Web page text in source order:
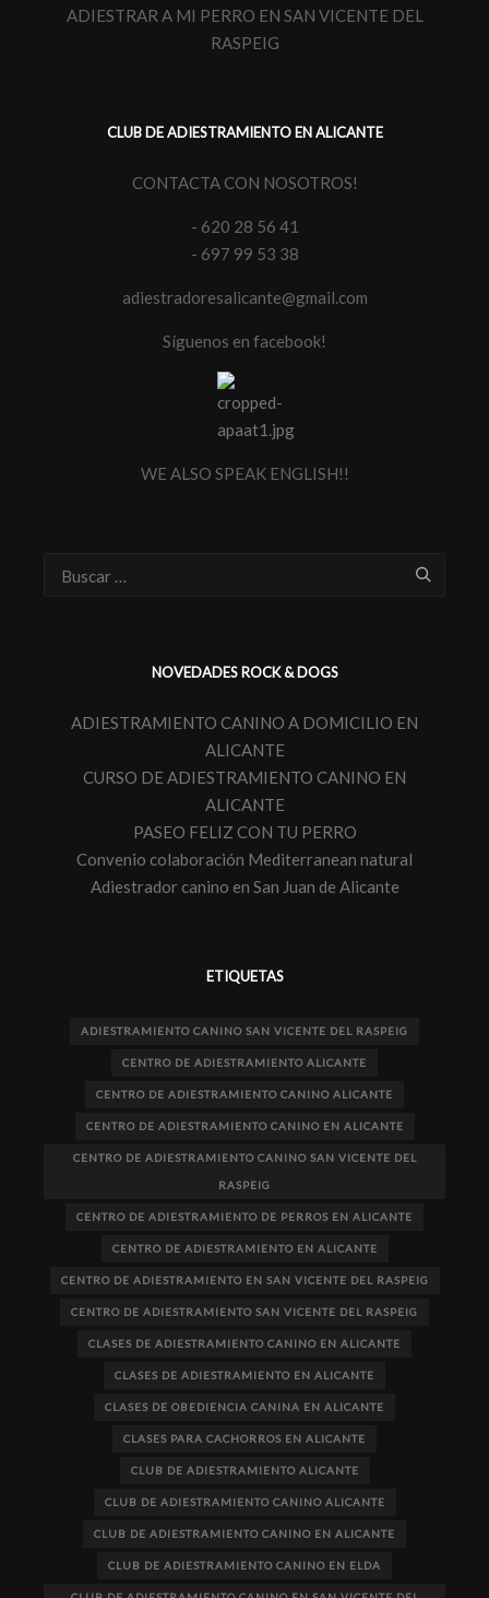
ADIESTRAR A MI PERRO EN SAN VICENTE DEL
RASPEIG
CLUB DE ADIESTRAMIENTO EN ALICANTE
CONTACTA CON NOSOTROS!
- 620 28 56 41
- 697 99 53 38
adiestradoresalicante@gmail.com
Síguenos en facebook!
WE ALSO SPEAK ENGLISH!!
NOVEDADES ROCK & DOGS
ADIESTRAMIENTO CANINO A DOMICILIO EN
ALICANTE
CURSO DE ADIESTRAMIENTO CANINO EN
ALICANTE
PASEO FELIZ CON TU PERRO
Convenio colaboración Mediterranean natural
Adiestrador canino en San Juan de Alicante
ETIQUETAS
ADIESTRAMIENTO CANINO SAN VICENTE DEL RASPEIG
CENTRO DE ADIESTRAMIENTO ALICANTE
CENTRO DE ADIESTRAMIENTO CANINO ALICANTE
CENTRO DE ADIESTRAMIENTO CANINO EN ALICANTE
CENTRO DE ADIESTRAMIENTO CANINO SAN VICENTE DEL
RASPEIG
CENTRO DE ADIESTRAMIENTO DE PERROS EN ALICANTE
CENTRO DE ADIESTRAMIENTO EN ALICANTE
CENTRO DE ADIESTRAMIENTO EN SAN VICENTE DEL RASPEIG
CENTRO DE ADIESTRAMIENTO SAN VICENTE DEL RASPEIG
CLASES DE ADIESTRAMIENTO CANINO EN ALICANTE
CLASES DE ADIESTRAMIENTO EN ALICANTE
CLASES DE OBEDIENCIA CANINA EN ALICANTE
CLASES PARA CACHORROS EN ALICANTE
CLUB DE ADIESTRAMIENTO ALICANTE
CLUB DE ADIESTRAMIENTO CANINO ALICANTE
CLUB DE ADIESTRAMIENTO CANINO EN ALICANTE
CLUB DE ADIESTRAMIENTO CANINO EN ELDA